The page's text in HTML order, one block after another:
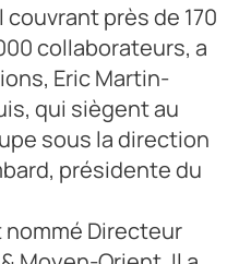
près de 170
collaborateurs, a
Eric Martin-
qui siègent au
sous la direction
présidente du
Directeur